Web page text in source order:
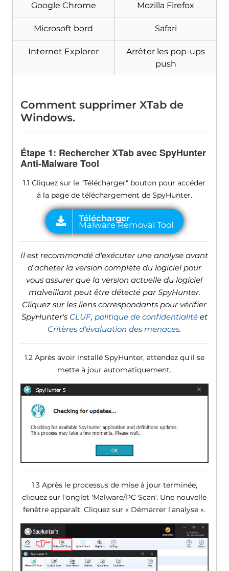
Google Chrome Mozilla Firefox
Microsoft bord Safari
Internet Explorer
Arrêter les pop-ups
push
Comment supprimer XTab de
Windows.
Étape 1: Rechercher XTab avec SpyHunter
Anti-Malware Tool
1.1 Cliquez sur le "Télécharger" bouton pour accéder
à la page de téléchargement de SpyHunter.
Il est recommandé d'exécuter une analyse avant
d'acheter la version complète du logiciel pour
vous assurer que la version actuelle du logiciel
malveillant peut être détecté par SpyHunter.
Cliquez sur les liens correspondants pour vérifier
SpyHunter's CLUF, politique de confidentialitéet
Critères d'évaluation des menaces.
1.2 Après avoir installé SpyHunter, attendez qu'il se
mette à jour automatiquement.
1.3 Après le processus de mise à jour terminée,
cliquez sur l'onglet 'Malware/PC Scan'. Une nouvelle
fenêtre apparaît. Cliquez sur « Démarrer l'analyse ».